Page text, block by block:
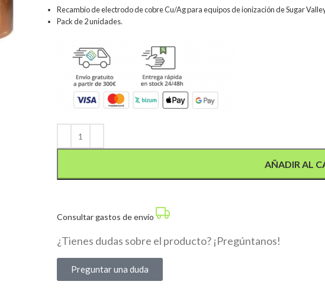
Recambio de electrodo de cobre Cu/Ag para equipos de ionización de Sugar
Pack de 2 unidades.
AÑADIR AL
Consultar gastos de envío
¿Tienes dudas sobre el producto? ¡Pregúntanos!
Preguntar una duda